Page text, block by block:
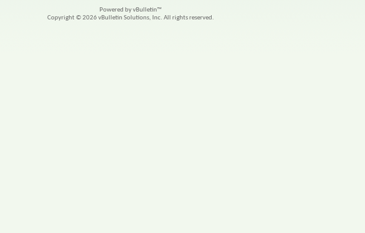
Powered by vBulletin™
Copyright © 2026 vBulletin Solutions, Inc. All rights reserved.